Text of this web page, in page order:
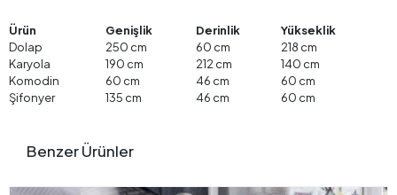
Ürün Genişlik Derinlik
Yükseklik
Dolap
250 cm 60 cm
218 cm
Karyola
190 cm 212 cm
140 cm
Komodin
60 cm 46 cm
60 cm
Şifonyer
135 cm 46 cm 60 cm
Benzer Ürünler